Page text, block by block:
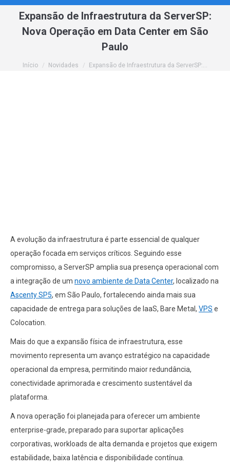
Expansão de Infraestrutura da ServerSP:
Nova Operação em Data Center em São
Paulo
Você está aqui:
Início Novidades Expansão de Infraestrutura da ServerSP:…
A evolução da infraestrutura é parte essencial de qualquer
operação focada em serviços críticos. Seguindo esse
compromisso, a ServerSP amplia sua presença operacional com
a integração de um novo ambiente de Data Center, localizado na
Ascenty SP5, em São Paulo, fortalecendo ainda mais sua
capacidade de entrega para soluções de IaaS, Bare Metal, VPS e
Colocation.
Mais do que a expansão física de infraestrutura, esse
movimento representa um avanço estratégico na capacidade
operacional da empresa, permitindo maior redundância,
conectividade aprimorada e crescimento sustentável da
plataforma.
A nova operação foi planejada para oferecer um ambiente
enterprise-grade, preparado para suportar aplicações
corporativas, workloads de alta demanda e projetos que exigem
estabilidade, baixa latência e disponibilidade contínua.